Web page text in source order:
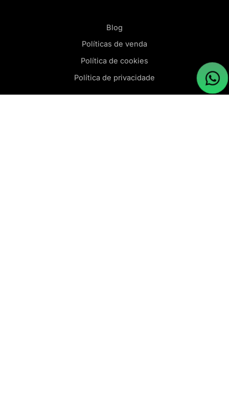
Blog
Políticas de venda
Política de cookies
Política de privacidade